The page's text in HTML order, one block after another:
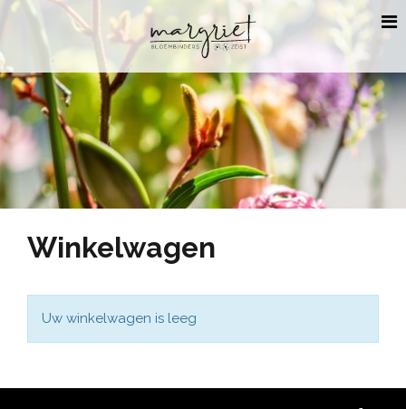
Winkelwagen
Uw winkelwagen is leeg